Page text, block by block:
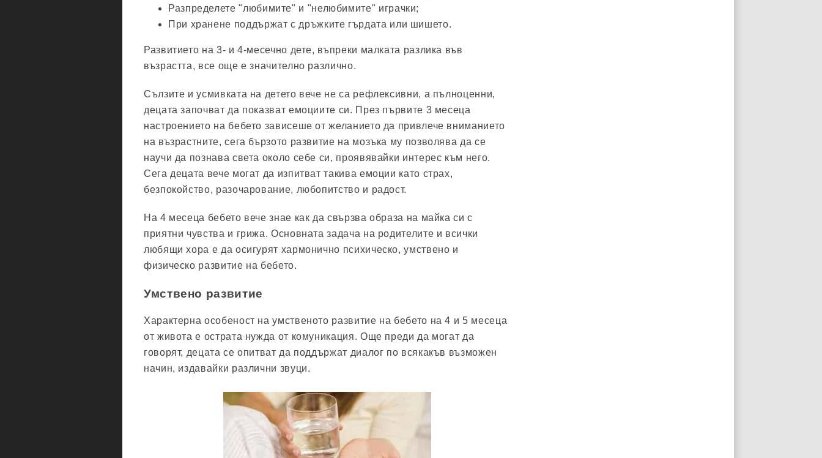
Разпределете "любимите" и "нелюбимите" играчки;
При хранене поддържат с дръжките гърдата или шишето.
Развитието на 3- и 4-месечно дете, въпреки малката разлика във
възрастта, все още е значително различно.
Сълзите и усмивката на детето вече не са рефлексивни, а пълноценни,
децата започват да показват емоциите си. През първите 3 месеца
настроението на бебето зависеше от желанието да привлече вниманието
на възрастните, сега бързото развитие на мозъка му позволява да се
научи да познава света около себе си, проявявайки интерес към него.
Сега децата вече могат да изпитват такива емоции като страх,
безпокойство, разочарование, любопитство и радост.
На 4 месеца бебето вече знае как да свързва образа на майка си с
приятни чувства и грижа. Основната задача на родителите и всички
любящи хора е да осигурят хармонично психическо, умствено и
физическо развитие на бебето.
Умствено развитие
Характерна особеност на умственото развитие на бебето на 4 и 5 месеца
от живота е острата нужда от комуникация. Още преди да могат да
говорят, децата се опитват да поддържат диалог по всякакъв възможен
начин, издавайки различни звуци.